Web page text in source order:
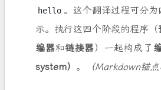
hello 。这个翻译过程可分
示。执行这四个阶段的程序（
编器和链接器）一起构成了
system） 。 （Markdown锚